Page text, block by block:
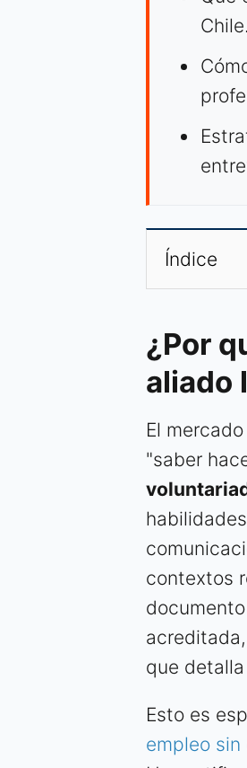
Chile.
Índice
¿Por
aliado
El
"saber
contextos
que
Esto es
empleo sin